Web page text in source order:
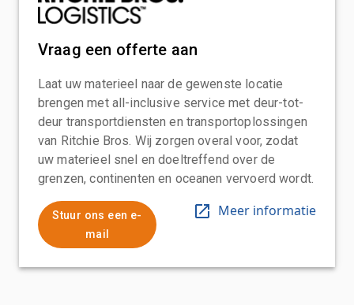
Vraag een offerte aan
Laat uw materieel naar de gewenste locatie
brengen met all-inclusive service met deur-tot-
deur transportdiensten en transportoplossingen
van Ritchie Bros. Wij zorgen overal voor, zodat
uw materieel snel en doeltreffend over de
grenzen, continenten en oceanen vervoerd wordt.
Stuur ons een e-
mail
Meer informatie